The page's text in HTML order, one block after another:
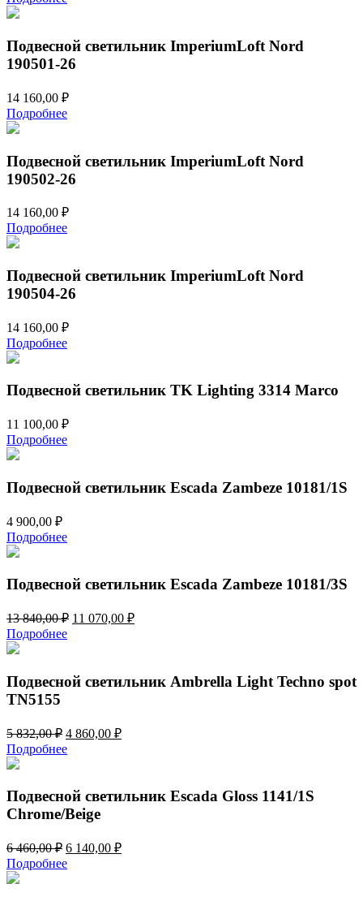
Подвесной светильник ImperiumLoft Nord
190501-26
14 160,00 ₽
Подробнее
Подвесной светильник ImperiumLoft Nord
190502-26
14 160,00 ₽
Подробнее
Подвесной светильник ImperiumLoft Nord
190504-26
14 160,00 ₽
Подробнее
Подвесной светильник TK Lighting 3314 Marco
11 100,00 ₽
Подробнее
Подвесной светильник Escada Zambeze 10181/1S
4 900,00 ₽
Подробнее
Подвесной светильник Escada Zambeze 10181/3S
13 840,00₽ Первоначальная
840,00 ₽.
11 070,00 ₽Текущая
Подробнее
Подвесной светильник Ambrella Light Techno spot
TN5155
5 832,00₽ Первоначальная
цена
составляла
832,00 ₽.
4 860,00 ₽Текущая
Подробнее
Подвесной светильник Escada Gloss 1141/1S
Chrome/Beige
6 460,00₽ Первоначальная
цена
составляла
6 140,00 ₽Текущая
Подробнее